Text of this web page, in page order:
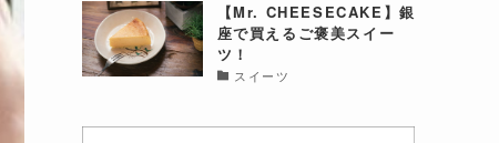
【Mr. CHEESECAKE】銀
座で買えるご褒美スイー
ツ！
スイーツ